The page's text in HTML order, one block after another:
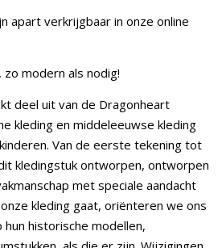
apart verkrijgbaar in onze online
modern als nodig!
deel uit van de Dragonheart
kleding en middeleeuwse kleding
Van de eerste tekening tot
kledingstuk ontworpen, ontworpen
met speciale aandacht
kleding gaat, oriënteren we ons
historische modellen,